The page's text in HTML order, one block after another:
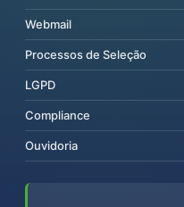
Webmail
Processos de Seleção
LGPD
Compliance
Ouvidoria